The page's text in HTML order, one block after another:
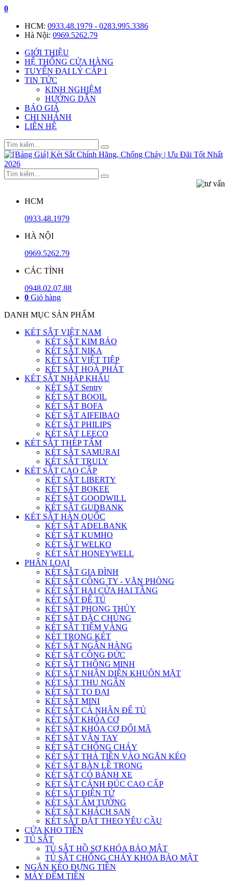
0
HCM: 0933.48.1979 - 0283.995.3386
Hà Nội: 0969.5262.79
GIỚI THIỆU
HỆ THỐNG CỬA HÀNG
TUYỂN ĐẠI LÝ CẤP 1
TIN TỨC
KINH NGHIỆM
HƯỚNG DẪN
BÁO GIÁ
CHI NHÁNH
LIÊN HỆ
HCM
0933.48.1979
HÀ NỘI
0969.5262.79
CÁC TỈNH
0948.02.07.88
0 Giỏ hàng
DANH MỤC SẢN PHẨM
KÉT SẮT VIỆT NAM
KÉT SẮT KIM BẢO
KÉT SẮT NIKA
KÉT SẮT VIỆT TIỆP
KÉT SẮT HOÀ PHÁT
KÉT SẮT NHẬP KHẨU
KÉT SẮT Sentry
KÉT SẮT BOOIL
KÉT SẮT BOFA
KÉT SẮT AIFEIBAO
KÉT SẮT PHILIPS
KÉT SẮT LEECO
KÉT SẮT THÉP TẤM
KÉT SẮT SAMURAI
KÉT SẮT TRULY
KÉT SẮT CAO CẤP
KÉT SẮT LIBERTY
KÉT SẮT BOKEE
KÉT SẮT GOODWILL
KÉT SẮT GUDBANK
KÉT SẮT HÀN QUỐC
KÉT SẮT ADELBANK
KÉT SẮT KUMHO
KÉT SẮT WELKO
KÉT SẮT HONEYWELL
PHÂN LOẠI
KÉT SẮT GIA ĐÌNH
KÉT SẮT CÔNG TY - VĂN PHÒNG
KÉT SẮT HAI CỬA HAI TẦNG
KÉT SẮT ĐỂ TỦ
KÉT SẮT PHONG THỦY
KÉT SẮT ĐẶC CHỦNG
KÉT SẮT TIỆM VÀNG
KÉT TRONG KÉT
KÉT SẮT NGÂN HÀNG
KÉT SẮT CÔNG ĐỨC
KÉT SẮT THÔNG MINH
KÉT SẮT NHẬN DIỆN KHUÔN MẶT
KÉT SẮT THU NGÂN
KÉT SẮT TO ĐẠI
KÉT SẮT MINI
KÉT SẮT CÁ NHÂN ĐỂ TỦ
KÉT SẮT KHÓA CƠ
KÉT SẮT KHÓA CƠ ĐỔI MÃ
KÉT SẮT VÂN TAY
KÉT SẮT CHỐNG CHÁY
KÉT SẮT THẢ TIỀN VÀO NGĂN KÉO
KÉT SẮT BÀN LỀ TRONG
KÉT SẮT CÓ BÁNH XE
KÉT SẮT CÁNH ĐÚC CAO CẤP
KÉT SẮT ĐIỆN TỬ
KÉT SẮT ÂM TƯỜNG
KÉT SẮT KHÁCH SẠN
KÉT SẮT ĐẶT THEO YÊU CẦU
CỬA KHO TIỀN
TỦ SẮT
TỦ SẮT HỒ SƠ KHÓA BẢO MẬT
TỦ SẮT CHỐNG CHÁY KHÓA BẢO MẬT
NGĂN KÉO ĐỰNG TIỀN
MÁY ĐẾM TIỀN